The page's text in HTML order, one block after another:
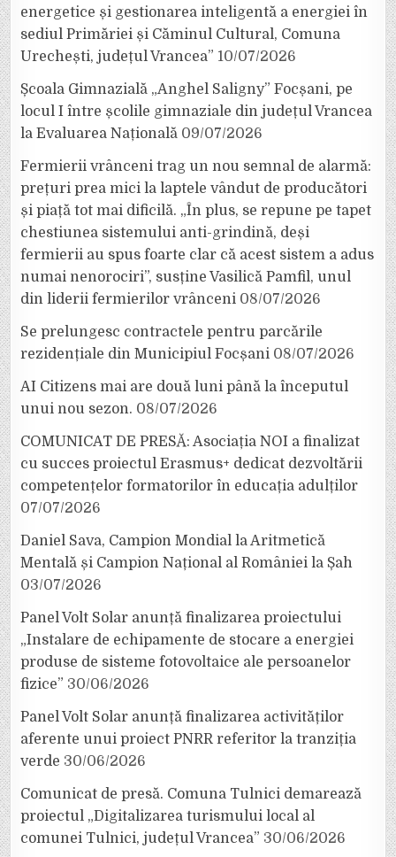
energetice și gestionarea inteligentă a energiei în
sediul Primăriei și Căminul Cultural, Comuna
Urechești, județul Vrancea” 10/07/2026
Școala Gimnazială „Anghel Saligny” Focșani, pe
locul I între școlile gimnaziale din județul Vrancea
la Evaluarea Națională 09/07/2026
Fermierii vrânceni trag un nou semnal de alarmă:
prețuri prea mici la laptele vândut de producători
și piață tot mai dificilă. „În plus, se repune pe tapet
chestiunea sistemului anti-grindină, deși
fermierii au spus foarte clar că acest sistem a adus
numai nenorociri”, susține Vasilică Pamfil, unul
din liderii fermierilor vrânceni 08/07/2026
Se prelungesc contractele pentru parcările
rezidențiale din Municipiul Focșani 08/07/2026
AI Citizens mai are două luni până la începutul
unui nou sezon. 08/07/2026
COMUNICAT DE PRESĂ: Asociația NOI a finalizat
cu succes proiectul Erasmus+ dedicat dezvoltării
competențelor formatorilor în educația adulților
07/07/2026
Daniel Sava, Campion Mondial la Aritmetică
Mentală și Campion Național al României la Șah
03/07/2026
Panel Volt Solar anunță finalizarea proiectului
„Instalare de echipamente de stocare a energiei
produse de sisteme fotovoltaice ale persoanelor
fizice” 30/06/2026
Panel Volt Solar anunță finalizarea activităților
aferente unui proiect PNRR referitor la tranziția
verde 30/06/2026
Comunicat de presă. Comuna Tulnici demarează
proiectul „Digitalizarea turismului local al
comunei Tulnici, județul Vrancea” 30/06/2026